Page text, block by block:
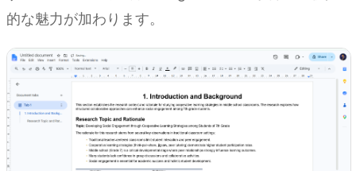
的な魅力が加わります。